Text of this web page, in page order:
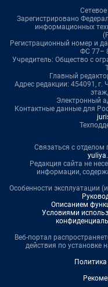
Зарегистрировано
информационных
Регистрационный номер и
ФС 77–
Учредитель: Общество с
Главный
Адрес редакции: 454091, г.
Электронный
Контактные данные для
Связаться с отделом
Редакция сайта не
информации,
Особенности эксплуатации
Описанием
Условиями
Веб-портал
действия по установке